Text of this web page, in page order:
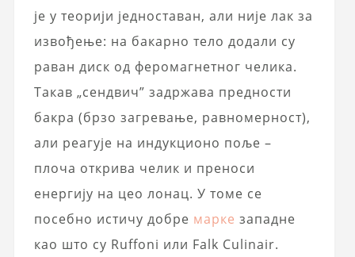
је у теорији једноставан, али није лак за
извођење: на бакарно тело додали су
раван диск од феромагнетног челика.
Такав „сендвич” задржава предности
бакра (брзо загревање, равномерност),
али реагује на индукционо поље –
плоча открива челик и преноси
енергију на цео лонац. У томе се
посебно истичу добре марке западне
као што су Ruffoni или Falk Culinair.